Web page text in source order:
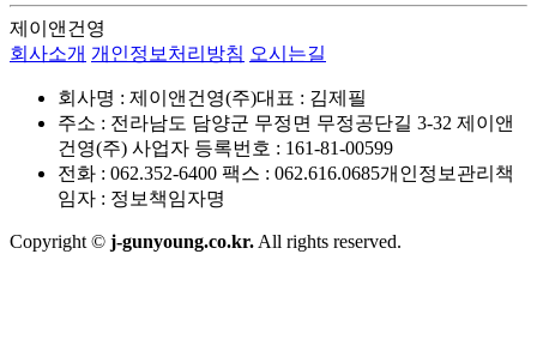
제이앤건영
회사소개 개인정보처리방침 오시는길
회사명 : 제이앤건영(주)대표 : 김제필
주소 : 전라남도 담양군 무정면 무정공단길 3-32 제이앤
건영(주) 사업자 등록번호 : 161-81-00599
전화 : 062.352-6400 팩스 : 062.616.0685개인정보관리책
임자 : 정보책임자명
Copyright © j-gunyoung.co.kr. All rights reserved.